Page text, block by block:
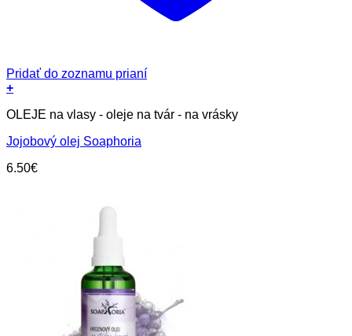
Pridať do zoznamu prianí
+
OLEJE na vlasy - oleje na tvár - na vrásky
Jojobový olej Soaphoria
6.50€